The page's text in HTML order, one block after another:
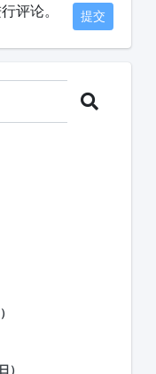
评论。 提交
）